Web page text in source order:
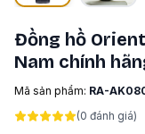
Đồng hồ
Nam chính
Mã sản phẩm: RA-
(0 đánh giá)